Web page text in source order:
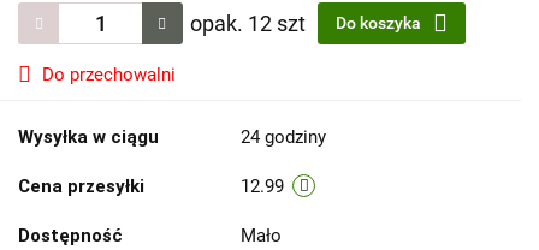
opak. 12 szt Do koszyka
Do przechowalni
Wysyłka w ciągu 24 godziny
Cena przesyłki 12.99
Dostępność Mało